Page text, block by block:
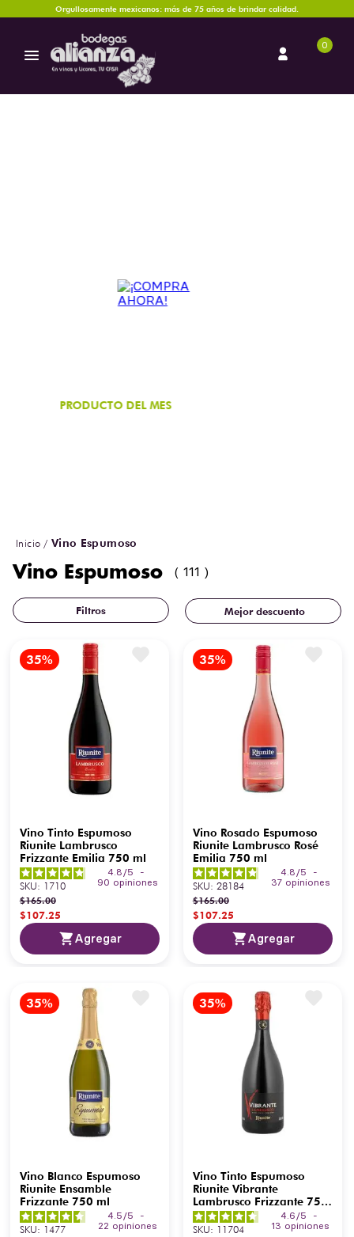
Orgullosamente mexicanos: más de 75 años de brindar calidad.
0
PRODUCTO DEL MES
Vino Espumoso
Vino Espumoso 111
Mejor descuento
Vino Tinto Espumoso
Riunite Lambrusco
Frizzante Emilia 750 ml
4.8/5
-
90 opiniones
SKU: 1710
$165.00
$107.25
Agregar
Vino Rosado Espumoso
Riunite Lambrusco Rosé
Emilia 750 ml
4.8/5
-
37 opiniones
SKU: 28184
$165.00
$107.25
Agregar
Vino Blanco Espumoso
Riunite Ensamble
Frizzante 750 ml
4.5 /5
-
22 opiniones
SKU: 1477
Vino Tinto Espumoso
Riunite Vibrante
Lambrusco Frizzante 750
ml
4.6 /5
-
13 opiniones
SKU: 11704